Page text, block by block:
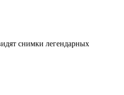
снимки легендарных